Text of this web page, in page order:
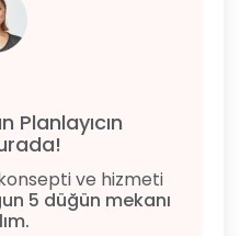
Planlayıcın
ve hizmeti
5 düğün mekanı